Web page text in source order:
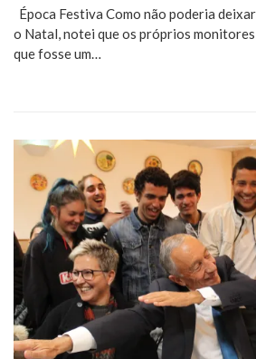
Época Festiva Como não poderia
o Natal, notei que os próprios
que fosse um…